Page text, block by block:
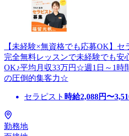
【未経験×無資格でも応募OK】
完全無料レッスンで未経験でも安
OK♪平均月収33万円☆週1日～1時
の圧倒的集客力☆
セラピスト 時給2,088円〜
勤務地